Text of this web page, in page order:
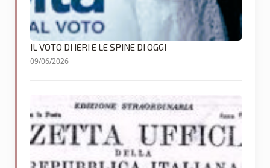
IL VOTO DI IERI E LE SPINE DI OGGI
09/06/2026